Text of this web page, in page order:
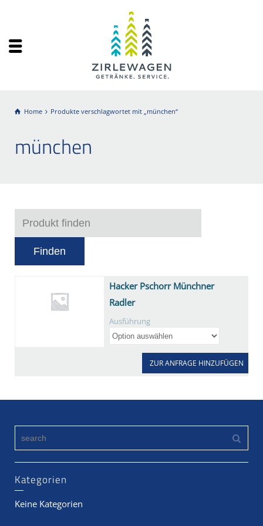
Home Produkte verschlagwortet mit „münchen“
münchen
Finden
Hacker Pschorr Münchner
Radler
Ausführung
ZUR ANFRAGE HINZUFÜGEN
Kategorien
Keine Kategorien